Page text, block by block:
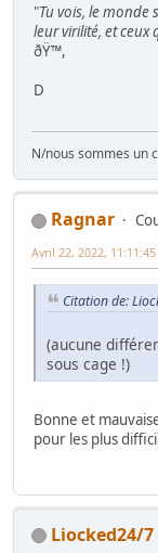
"Tu vois, le monde
leur virilité, et ceux
ðŸ™,
D
N/nous sommes un
Ragnar
Avril 22, 2022,
Citation de:
(aucune
sous cage !)
Bonne et
pour les plus
Liocked24/7